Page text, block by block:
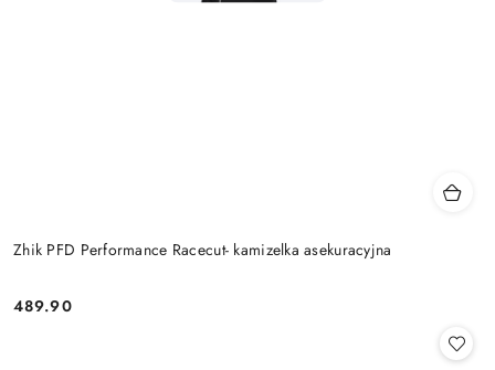
Zhik PFD Performance Racecut- kamizelka asekuracyjna
Cena:
489.90